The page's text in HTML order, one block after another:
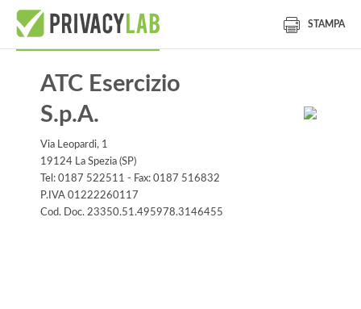
STAMPA
ATC Esercizio
S.p.A.
Via Leopardi, 1
19124 La Spezia (SP)
Tel: 0187 522511 - Fax: 0187 516832
P.IVA 01222260117
Cod. Doc. 23350.51.495978.3146455